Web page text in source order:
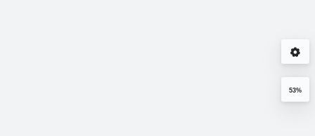
53%